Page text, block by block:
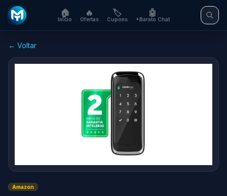
🏠
Início
🔥
Ofertas
🏷️
Cupons
🤖
+Barato Chat
← Voltar
Amazon